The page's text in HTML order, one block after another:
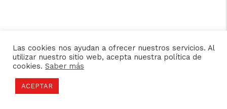
Las cookies nos ayudan a ofrecer nuestros servicios. Al
utilizar nuestro sitio web, acepta nuestra política de
cookies. Saber más
ACEPTAR